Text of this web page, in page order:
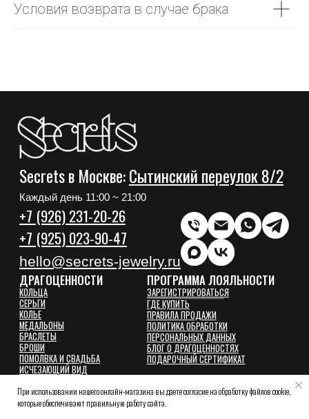
Условия возврата в случае брака
+7 (925) 023-90-47
hello@secrets-jewelry.ru
ДРАГОЦЕННОСТИ
КОЛЬЦА
СЕРЬГИ
МЕДАЛЬОНЫ
БРАСЛЕТЫ
БРОШИ
ПОМОЛВКА И СВАДЬБА
ПРОГРАММА ЛОЯЛЬНОСТИ
ЗАРЕГИСТРИРОВАТЬСЯ
ПРАВИЛА ПРОДАЖИ
ПОЛИТИКА ОБРАБОТКИ
ПЕРСОНАЛЬНЫХ ДАННЫХ
БЛОГ О ДРАГОЦЕННОСТЯХ
ПОДАРОЧНЫЙ СЕРТИФИКАТ
© Secrets,2026
При использовании нашего онлайн-магазина вы даете согласие на обработку файлов cookie,
которые обеспечивают правильную работу сайта.